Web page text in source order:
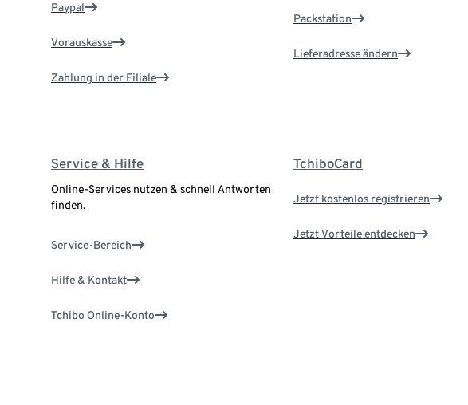
Paypal
Vorauskasse
Zahlung in der Filiale
Packstation
Lieferadresse ändern
Service & Hilfe
Online-Services nutzen & schnell Antworten
finden.
Service-Bereich
Hilfe & Kontakt
Tchibo Online-Konto
TchiboCard
Jetzt kostenlos registrieren
Jetzt Vorteile entdecken